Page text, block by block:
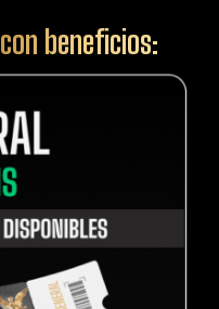
con beneficios: